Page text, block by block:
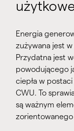
Energia
zużywana jest
Przydatna jest
powodującego
ciepła w
CWU. To
są ważnym
zorientowanego